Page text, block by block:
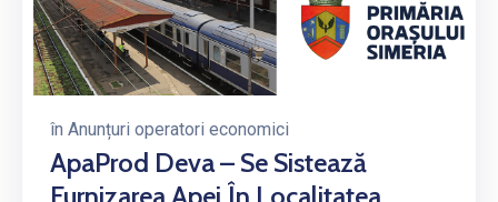
în Anunțuri operatori economici
ApaProd Deva – Se Sistează